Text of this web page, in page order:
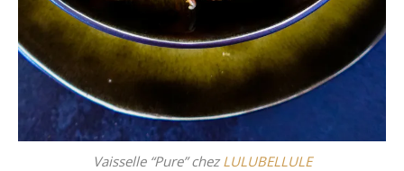
Vaisselle “Pure” chezLULUBELLULE